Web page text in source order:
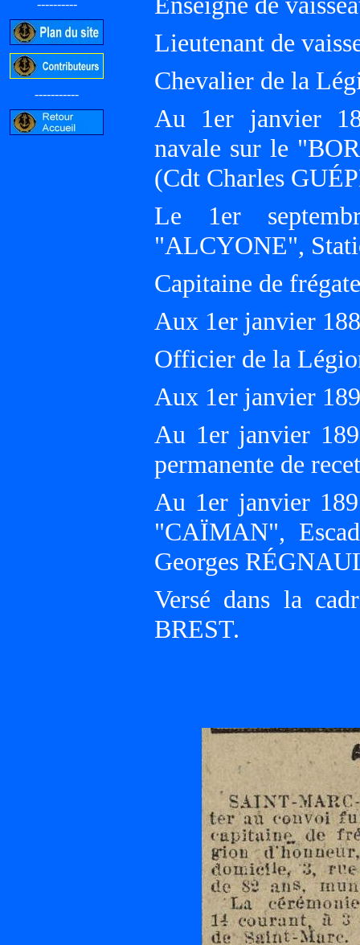
----------
-----------
Lieutenant de
Chevalier de la
Au 1er janvier
navale sur le
(Cdt Charles
Le 1er
"ALCYONE",
Capitaine de
Aux 1er janvier
Officier de la
Aux 1er janvier
Au 1er janvier
permanente de
Au 1er janvier
"CAÏMAN",
Georges
Versé dans la
BREST.